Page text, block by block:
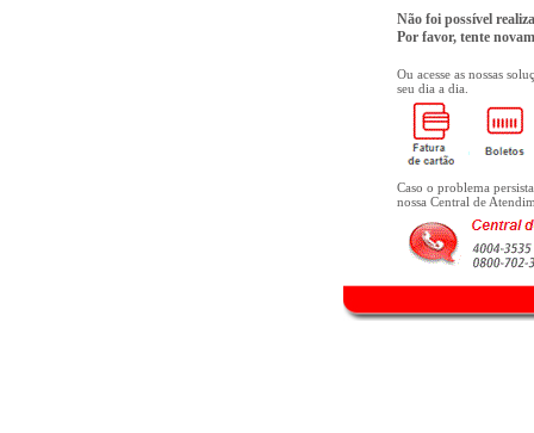
Não foi possível
Por favor, tente
Ou acesse as nossas
seu dia a dia.
Caso o problema
nossa Central de